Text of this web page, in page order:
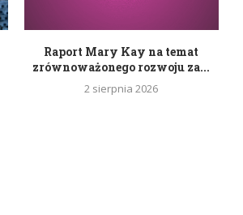
Raport Mary Kay na temat
zrównoważonego rozwoju za...
2 sierpnia 2026